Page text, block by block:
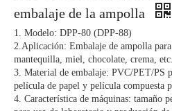
embalaje de la ampolla
1. Modelo: DPP-80 (DPP-88)
2.Aplicación: Embalaje de ampolla
mantequilla, miel, chocolate, crema, etc.
3. Material de embalaje: PVC/PET/PS
película de papel y película compuesta
4. Característica de máquinas: tamaño